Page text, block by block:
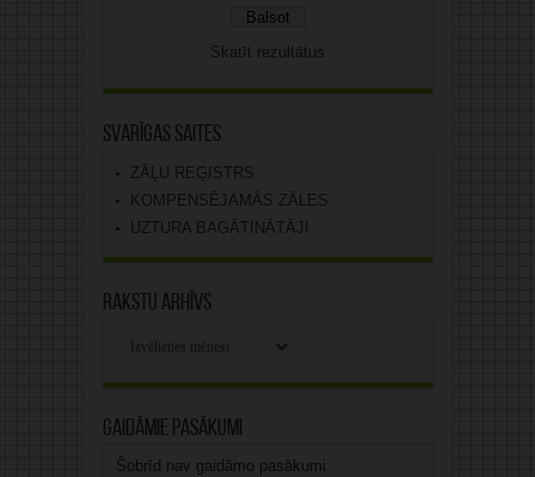
Skatīt rezultātus
Svarīgas saites
ZĀĻU REĢISTRS
KOMPENSĒJAMĀS ZĀLES
UZTURA BAGĀTINĀTĀJI
Rakstu arhīvs
Gaidāmie pasākumi
Šobrīd nav gaidāmo pasākumi.